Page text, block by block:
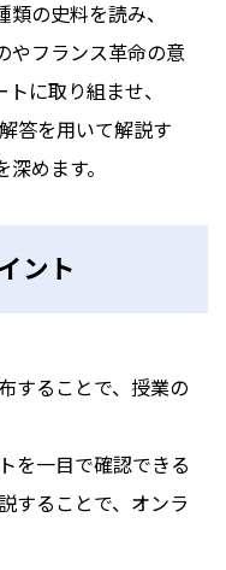
の史料を読み、
やフランス革命の意
に取り組ませ、
答を用いて解説す
めます。
ント
することで、授業の
を一目で確認できる
することで、オンラ